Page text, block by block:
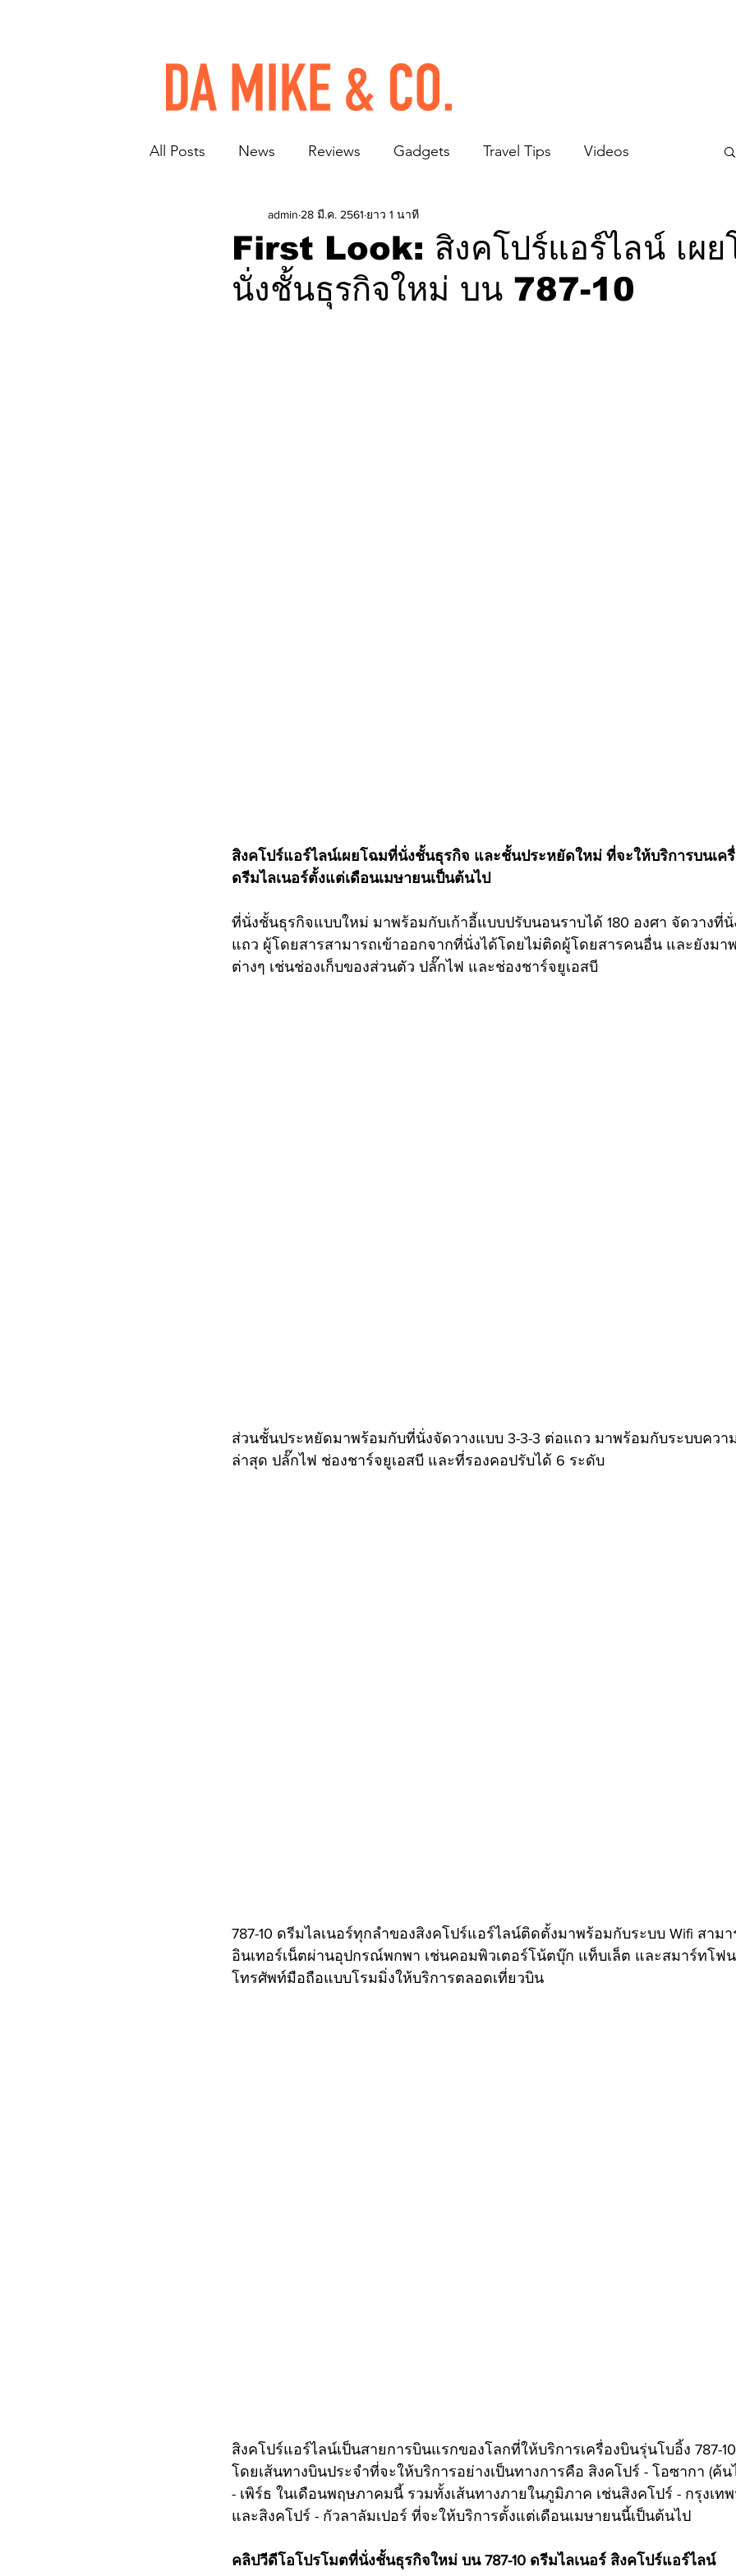
All Posts News Reviews Gadgets Travel Tips Videos
First Look: สิงคโปร์แอร์ไลน์ เผย
นั่งชั้นธุรกิจใหม่ บน 787-10
admin 28 มี.ค. 2561 ยาว 1 นาที
สิงคโปร์แอร์ไลน์เผยโฉมที่นั่งชั้นธุรกิจ และชั้นประหยัดใหม่ ที่จะให้บริการบนเครื่
ดรีมไลเนอร์ตั้งแต่เดือนเมษายนเป็นต้นไป
ที่นั่งชั้นธุรกิจแบบใหม่ มาพร้อมกับเก้าอี้แบบปรับนอนราบได้ 180 องศา จัดวางที่นั่
แถว ผู้โดยสารสามารถเข้าออกจากที่นั่งได้โดยไม่ติดผู้โดยสารคนอื่น และยังมา
ต่างๆ เช่นช่องเก็บของส่วนตัว ปลั๊กไฟ และช่องชาร์จยูเอสบี
ส่วนชั้นประหยัดมาพร้อมกับที่นั่งจัดวางแบบ 3-3-3 ต่อแถว มาพร้อมกับระบบควา
ล่าสุด ปลั๊กไฟ ช่องชาร์จยูเอสบี และที่รองคอปรับได้ 6 ระดับ
787-10 ดรีมไลเนอร์ทุกลำของสิงคโปร์แอร์ไลน์ติดตั้งมาพร้อมกับระบบ Wifi สาม
อินเทอร์เน็ตผ่านอุปกรณ์พกพา เช่นคอมพิวเตอร์โน้ตบุ๊ก แท็บเล็ต และสมาร์ทโ
โทรศัพท์มือถือแบบโรมมิ่งให้บริการตลอดเที่ยวบิน
สิงคโปร์แอร์ไลน์เป็นสายการบินแรกของโลกที่ให้บริการเครื่องบินรุ่นโบอิ้ง 787-
โดยเส้นทางบินประจำที่จะให้บริการอย่างเป็นทางการคือ สิงคโปร์ - โอซากา (ค้น
- เพิร์ธ ในเดือนพฤษภาคมนี้ รวมทั้งเส้นทางภายในภูมิภาค เช่นสิงคโปร์ - กรุงเท
และสิงคโปร์ - กัวลาลัมเปอร์ ที่จะให้บริการตั้งแต่เดือนเมษายนนี้เป็นต้นไป
คลิปวีดีโอโปรโมตที่นั่งชั้นธุรกิจใหม่ บน 787-10 ดรีมไลเนอร์ สิงคโปร์แอร์ไลน์